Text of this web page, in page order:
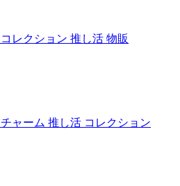
コレクション 推し活 物販
チャーム 推し活 コレクション